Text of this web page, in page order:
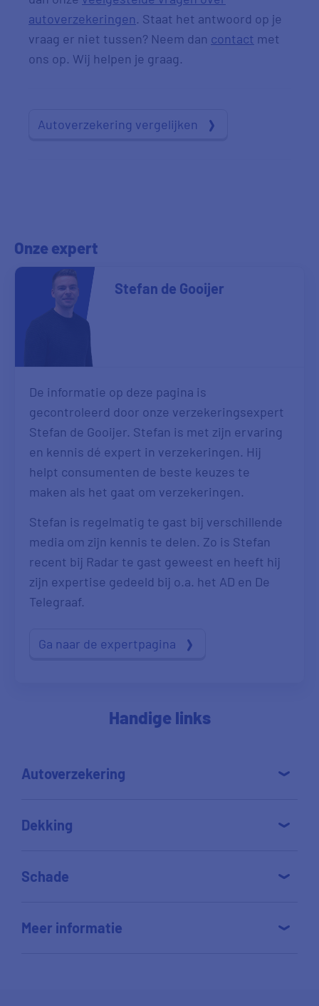
autoverzekeringen. Staat het antwoord op je
vraag er niet tussen? Neem dan contact met
ons op. Wij helpen je graag.
Autoverzekering vergelijken
Onze expert
Stefan de Gooijer
De informatie op deze pagina is
gecontroleerd door onze verzekeringsexpert
Stefan de Gooijer. Stefan is met zijn ervaring
en kennis dé expert in verzekeringen. Hij
helpt consumenten de beste keuzes te
maken als het gaat om verzekeringen.
Stefan is regelmatig te gast bij verschillende
media om zijn kennis te delen. Zo is Stefan
recent bij Radar te gast geweest en heeft hij
zijn expertise gedeeld bij o.a. het AD en De
Telegraaf.
Ga naar de expertpagina
Handige links
Autoverzekering
Dekking
Schade
Meer informatie